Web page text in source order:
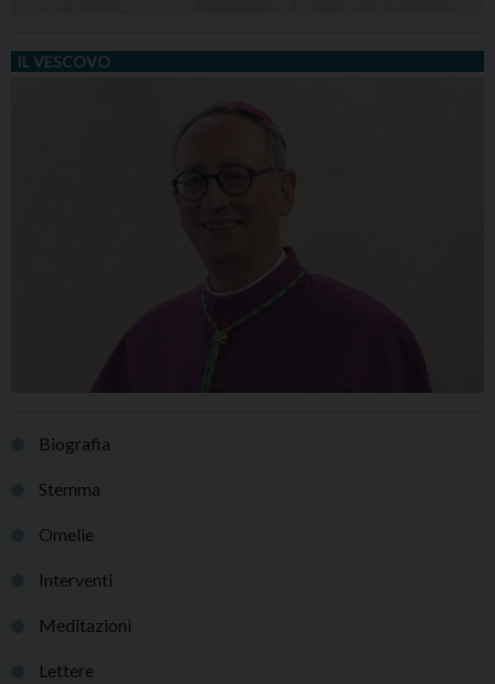
IL VESCOVO
Biografia
Stemma
Omelie
Interventi
Meditazioni
Lettere